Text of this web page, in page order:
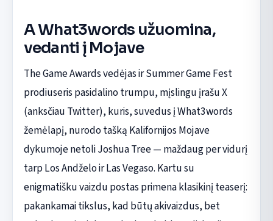
A What3words užuomina,
vedanti į Mojave
The Game Awards vedėjas ir Summer Game Fest
prodiuseris pasidalino trumpu, mįslingu įrašu X
(anksčiau Twitter), kuris, suvedus į What3words
žemėlapį, nurodo tašką Kalifornijos Mojave
dykumoje netoli Joshua Tree — maždaug per vidurį
tarp Los Andželo ir Las Vegaso. Kartu su
enigmatišku vaizdu postas primena klasikinį teaserį:
pakankamai tikslus, kad būtų akivaizdus, bet